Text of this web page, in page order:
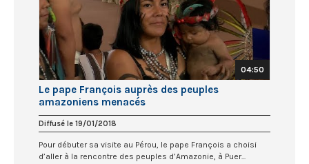
04:50
Le pape François auprès des peuples
amazoniens menacés
Diffusé le 19/01/2018
Pour débuter sa visite au Pérou, le pape François a choisi
d’aller à la rencontre des peuples d’Amazonie, à Puer...